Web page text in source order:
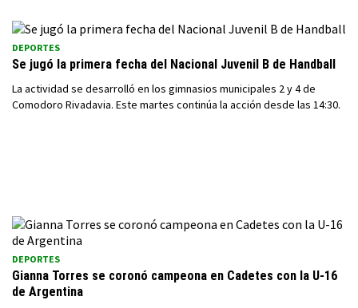
DEPORTES
Se jugó la primera fecha del Nacional Juvenil B de Handball
La actividad se desarrolló en los gimnasios municipales 2 y 4 de
Comodoro Rivadavia. Este martes continúa la acción desde las 14:30.
DEPORTES
Gianna Torres se coronó campeona en Cadetes con la U-16
de Argentina